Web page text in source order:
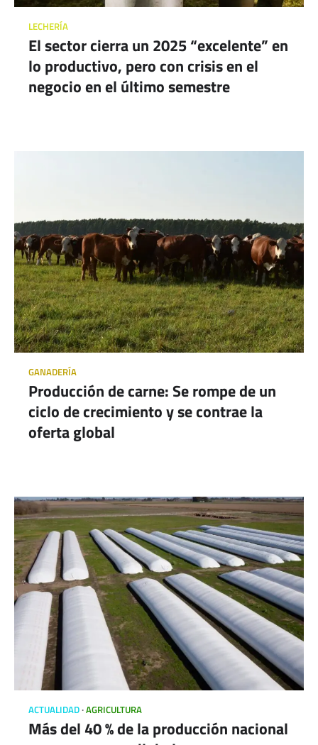
LECHERÍA
El sector cierra un 2025 “excelente” en
lo productivo, pero con crisis en el
negocio en el último semestre
GANADERÍA
Producción de carne: Se rompe de un
ciclo de crecimiento y se contrae la
oferta global
ACTUALIDAD AGRICULTURA
Más del 40 % de la producción nacional